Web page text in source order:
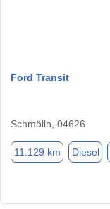
Ford Transit
Schmölln, 04626
11.129 km Diesel